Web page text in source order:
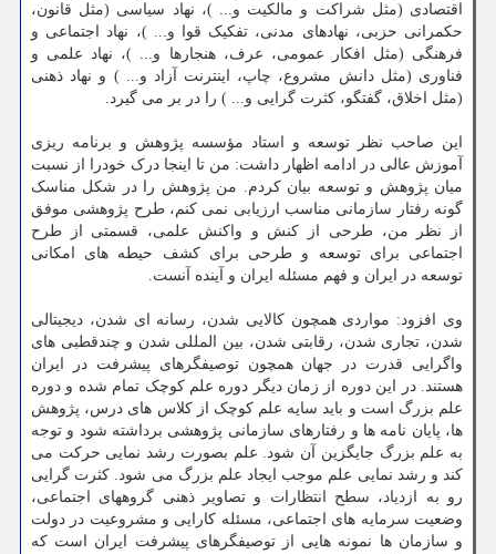
اقتصادی (مثل شراکت و مالکیت و... )، نهاد سیاسی (مثل قانون،
حکمرانی حزبی، نهادهای مدنی، تفکیک قوا و... )، نهاد اجتماعی و
فرهنگی (مثل افکار عمومی، عرف، هنجارها و... )، نهاد علمی و
فناوری (مثل دانش مشروع، چاپ، اینترنت آزاد و... ) و نهاد ذهنی
(مثل اخلاق، گفتگو، کثرت گرایی و... ) را در بر می گیرد.
این صاحب نظر توسعه و استاد مؤسسه پژوهش و برنامه ریزی
آموزش عالی در ادامه اظهار داشت: من تا اینجا درک خودرا از نسبت
میان پژوهش و توسعه بیان کردم. من پژوهش را در شکل مناسک
گونه رفتار سازمانی مناسب ارزیابی نمی­ کنم، طرح پژوهشی موفق
از نظر من، طرحی از کنش و واکنش علمی، قسمتی از طرح
اجتماعی برای توسعه و طرحی برای کشف حیطه های امکانی
توسعه در ایران و فهم مسئله ایران و آینده آنست.
وی افزود: مواردی همچون کالایی شدن، رسانه ای شدن، دیجیتالی
شدن، تجاری شدن، رقابتی شدن، بین المللی شدن و چندقطبی های
واگرایی قدرت در جهان همچون توصیف­گرهای پیشرفت در ایران
هستند. در این دوره از زمان دیگر دوره علم کوچک تمام شده و دوره
علم بزرگ است و باید سایه علم کوچک از کلاس های درس، پژوهش
ها، پایان نامه ها و رفتارهای سازمانی پژوهشی برداشته شود و توجه
به علم بزرگ جایگزین آن شود. علم بصورت رشد نمایی حرکت می
کند و رشد نمایی علم موجب ایجاد علم بزرگ می شود. کثرت گرایی
رو به ازدیاد، سطح انتظارات و تصاویر ذهنی گروههای اجتماعی،
وضعیت سرمایه های اجتماعی، مسئله کارایی و مشروعیت در دولت
و سازمان ها نمونه هایی از توصیف­گرهای پیشرفت ایران است که